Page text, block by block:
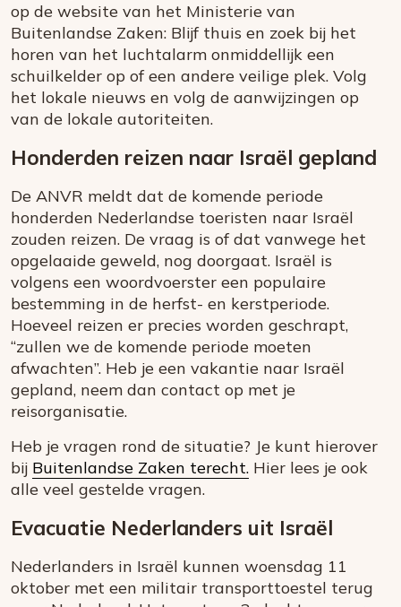
op de website van het Ministerie van
Buitenlandse Zaken: Blijf thuis en zoek bij het
horen van het luchtalarm onmiddellijk een
schuilkelder op of een andere veilige plek. Volg
het lokale nieuws en volg de aanwijzingen op
van de lokale autoriteiten.
Honderden reizen naar Israël gepland
De ANVR meldt dat de komende periode
honderden Nederlandse toeristen naar Israël
zouden reizen. De vraag is of dat vanwege het
opgelaaide geweld, nog doorgaat. Israël is
volgens een woordvoerster een populaire
bestemming in de herfst- en kerstperiode.
Hoeveel reizen er precies worden geschrapt,
“zullen we de komende periode moeten
afwachten”. Heb je een vakantie naar Israël
gepland, neem dan contact op met je
reisorganisatie.
Heb je vragen rond de situatie? Je kunt hierover
bij Buitenlandse Zaken terecht. Hier lees je ook
alle veel gestelde vragen.
Evacuatie Nederlanders uit Israël
Nederlanders in Israël kunnen woensdag 11
oktober met een militair transporttoestel terug